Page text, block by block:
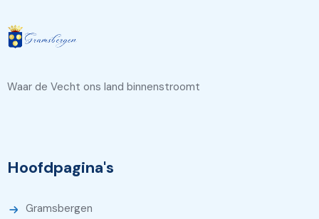
Waar de Vecht ons land binnenstroomt
Hoofdpagina's
Gramsbergen